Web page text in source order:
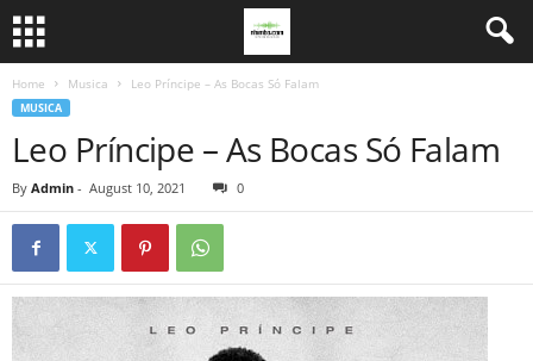
Home Musica Leo Príncipe – As Bocas Só Falam
MUSICA
Leo Príncipe – As Bocas Só Falam
By Admin - August 10, 2021 0